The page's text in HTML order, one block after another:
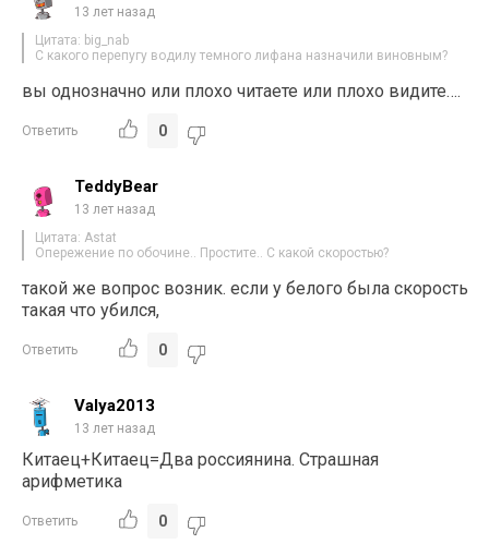
13 лет назад
Цитата: big_nab
С какого перепугу водилу темного лифана назначили виновным?
вы однозначно или плохо читаете или плохо видите….
Ответить 0
TeddyBear
13 лет назад
Цитата: Astat
Опережение по обочине.. Простите.. С какой скоростью?
такой же вопрос возник. если у белого была скорость
такая что убился,
Ответить 0
Valya2013
13 лет назад
Китаец+Китаец=Два россиянина. Страшная
арифметика
Ответить 0